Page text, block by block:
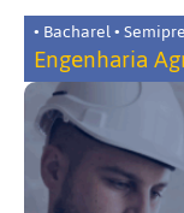
• Bacharel •
Engenharia